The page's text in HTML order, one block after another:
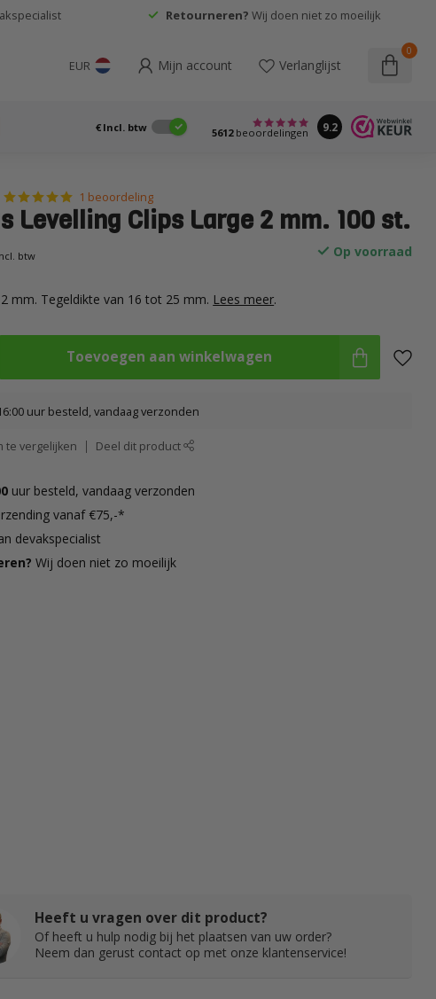
Retourneren? Wij doen niet zo moeilijk
EUR Mijn account Verlanglijst
0
€ Incl. btw 5612beoordelingen 9.2
1 beoordeling
Levelling Clips Large 2 mm. 100 st.
btw Op voorraad
mm. Tegeldikte van 16 tot 25 mm. Lees meer.
Toevoegen aan winkelwagen
uur besteld, vandaag verzonden
te vergelijken Deel dit product
uur besteld, vandaag verzonden
vanaf €75,-*
devakspecialist
Wij doen niet zo moeilijk
Heeft u vragen over dit product?
Of heeft u hulp nodig bij het plaatsen van uw order?
Neem dan gerust contact op met onze klantenservice!